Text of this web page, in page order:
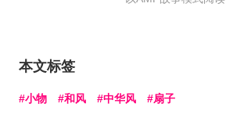
本文标签
小物 和风 中华风 扇子